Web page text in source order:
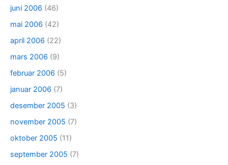
juni 2006 (46)
mai 2006 (42)
april 2006 (22)
mars 2006 (9)
februar 2006 (5)
januar 2006 (7)
desember 2005 (3)
november 2005 (7)
oktober 2005 (11)
september 2005 (7)